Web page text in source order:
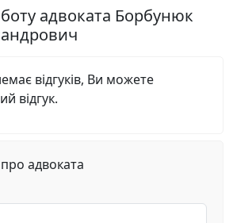
адвоката Борбунюк
відгуків, Ви можете
відгук.
адвоката